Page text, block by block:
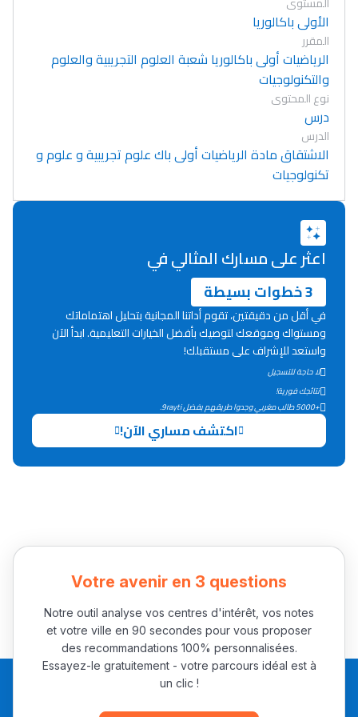
Lycée Maroc
Collège au Maroc
التعليم الثانوي الإعدادي
Interviews/Vidéos
دليل المهن
الأولى باكالوريا
المقرر
الرياضيات أولى باكالوريا شعبة العلوم التجريبية والعلوم
والتكنولوجيات
نوع المحتوى
درس
الدرس
الاشتقاق مادة الرياضيات أولى باك علوم تجريبية و علوم و
تكنولوجيات
اعثر على مسارك المثالي في
3 خطوات بسيطة
في أقل من دقيقتين، تقوم أداتنا المجانية بتحليل اهتماماتك
ومستواك وموقعك لتوصيك بأفضل الخيارات التعليمية. ابدأ الآن
واستعد للإشراف على مستقبلك!
لا حاجة للتسجيل
نتائجك فورية!
+5000 طالب مغربي وجدوا طريقهم بفضل 9rayti.
اكتشف مساري الآن!
Votre avenir en 3 questions
Notre outil analyse vos centres d'intérêt, vos notes
et votre ville en 90 secondes pour vous proposer
des recommandations 100% personnalisées.
Essayez-le gratuitement - votre parcours idéal est à
un clic !